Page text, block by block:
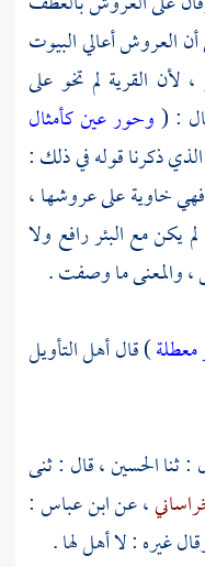
العروش أعالي البيوت
القرية لم تخو على
: (وحور عين كأمثال
ذكرنا قوله في ذلك :
خاوية على عروشها ،
يكن مع البئر رافع ولا
، والمعنى ما وصفت .
معطلة) قال أهل التأويل
: ثناالحسين، قال : ثنى
، عنابن عباس:
غيره : لا أهل لها .